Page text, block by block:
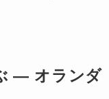
― オランダ